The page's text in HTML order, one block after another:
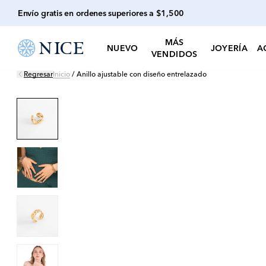
Envío gratis en ordenes superiores a $1,500
NUEVO
MÁS
VENDIDOS
JOYERÍA
RegresarInicio / Anillo ajustable con diseño entrelazado